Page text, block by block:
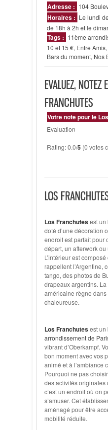
Adresse : 104
Horaires : Le lundi
de 18h à 2h et le
Tags : 11ème
10 et 15 €, Entre Amis,
Bars du moment, Nos
EVALUEZ, NOTEZ
FRANCHUTES
Votre note pour le
Evaluation
Rating: 0.0/5 (0 votes
LOS
Los Franchutesest un
doté d’une décoration
endroit est parfait pour
départ, un afterwork
L’intérieur est
rappellent l’Argentine,
tango, des photos de
drapeaux argentins.
américaine règne
chaleureuse.
Los Franchutesest un
arrondissement de
vibrant d’Oberkampf.
bon moment avec vos
animé et à l’ambiance
Pourquoi ne pas
des activités originales
c’est un endroit où on
s’amuser. Cet
aménagé pour être
mobilité réduite.